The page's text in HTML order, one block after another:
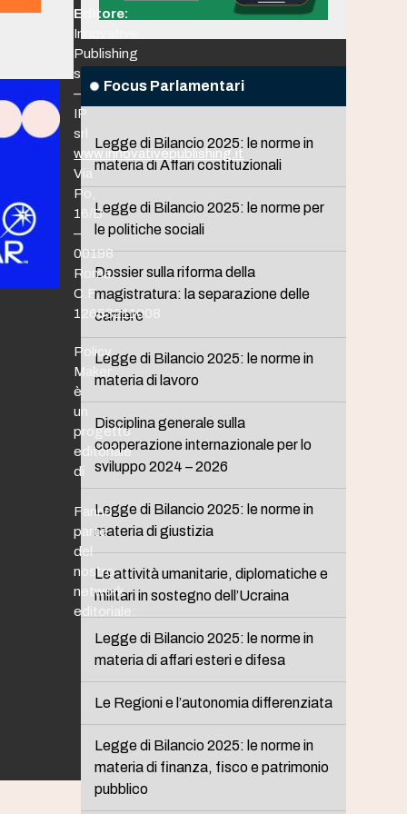
Focus Parlamentari
Legge di Bilancio 2025: le norme in
materia di Affari costituzionali
Legge di Bilancio 2025: le norme per
le politiche sociali
Dossier sulla riforma della
magistratura: la separazione delle
carriere
Legge di Bilancio 2025: le norme in
materia di lavoro
Disciplina generale sulla
cooperazione internazionale per lo
sviluppo 2024 – 2026
Legge di Bilancio 2025: le norme in
materia di giustizia
Le attività umanitarie, diplomatiche e
militari in sostegno dell’Ucraina
Legge di Bilancio 2025: le norme in
materia di affari esteri e difesa
Le Regioni e l’autonomia differenziata
Legge di Bilancio 2025: le norme in
materia di finanza, fisco e patrimonio
pubblico
Editore:
Innovative
Publishing
srl
–
IP
srl
www.innovativepublishing.it
Via
Po,
16/B
–
00198
Roma
C.F.
12653211008
Policy
Maker
è
un
progetto
editoriale
di
Fanno
parte
del
nostro
network
editoriale: